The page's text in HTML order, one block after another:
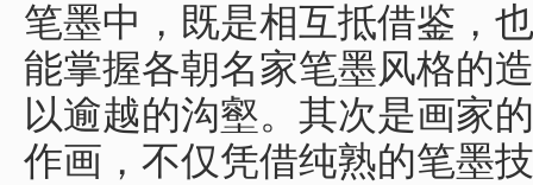
笔墨中，既是相互抵借鉴，
能掌握各朝名家笔墨风格的
以逾越的沟壑。其次是画家
作画，不仅凭借纯熟的笔墨